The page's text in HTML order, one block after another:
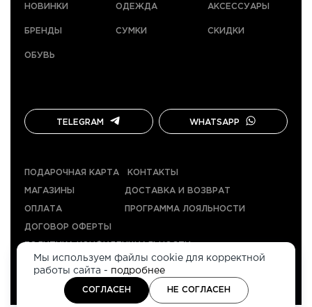
НОВИНКИ
БРЕНДЫ
ОБУВЬ
ОДЕЖДА
СУМКИ
АКСЕССУАРЫ
СКИДКИ
TELEGRAM WHATSAPP
ПОДАРОЧНАЯ КАРТА КОНТАКТЫ
МАГАЗИНЫ ДОСТАВКА И ВОЗВРАТ
ОПЛАТА ПРОГРАММА ЛОЯЛЬНОСТИ
ДОГОВОР ОФЕРТЫ
2026 НАВЕРХ
Мы используем файлы cookie для корректной
работы сайта - подробнее
СОГЛАСЕН НЕ СОГЛАСЕН